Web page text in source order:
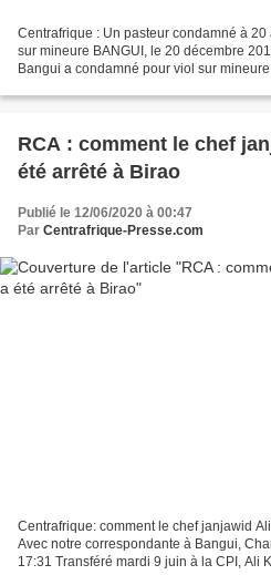
Centrafrique : Un pasteur condamné à
sur mineure BANGUI, le 20 décembre
Bangui a condamné pour viol sur
RCA : comment le chef
été arrêté à Birao
Publié le 12/06/2020 à 00:47
Par Centrafrique-Presse.com
Centrafrique: comment le chef janjawid
Avec notre correspondante à Bangui,
17:31 Transféré mardi 9 juin à la CPI, Ali